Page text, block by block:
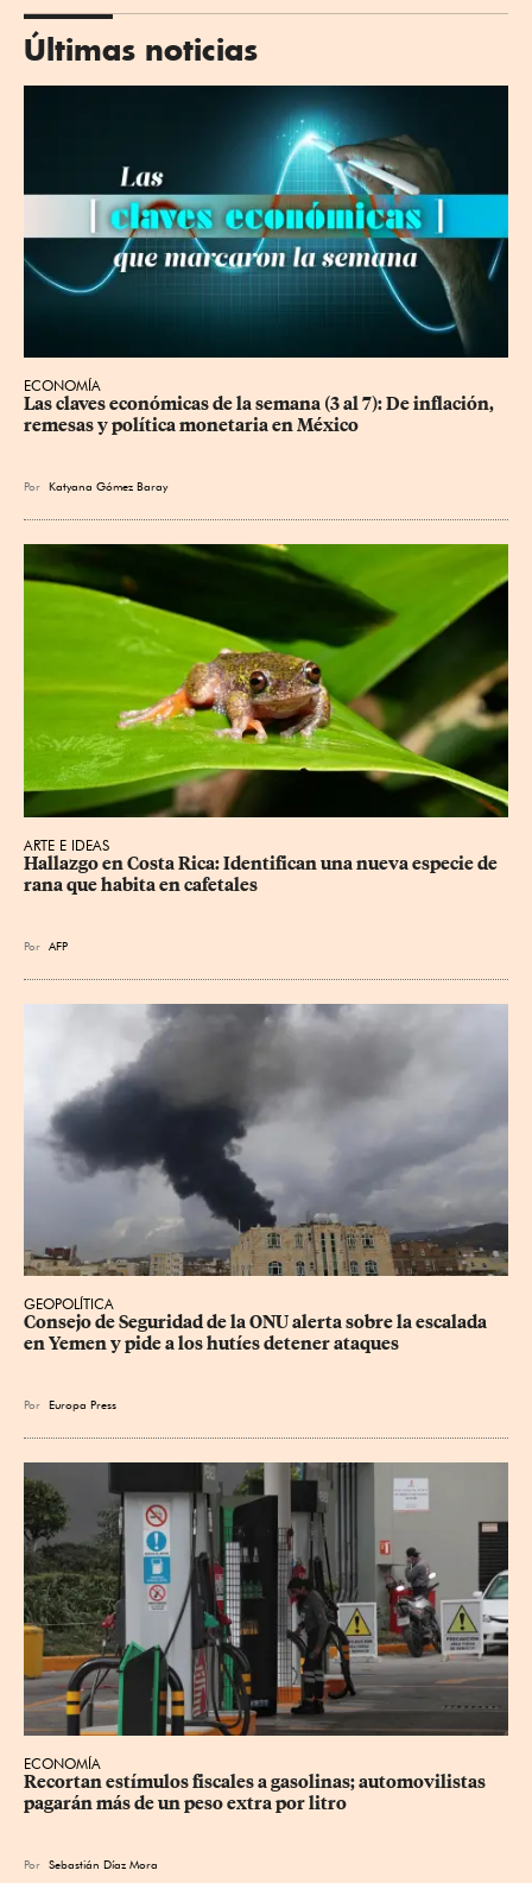
Últimas noticias
ECONOMÍA
Las claves económicas de la semana (3 al 7): De inflación,
remesas y política monetaria en México
Por Katyana Gómez Baray
ARTE E IDEAS
Hallazgo en Costa Rica: Identifican una nueva especie de
rana que habita en cafetales
Por AFP
GEOPOLÍTICA
Consejo de Seguridad de la ONU alerta sobre la escalada
en Yemen y pide a los hutíes detener ataques
Por Europa Press
ECONOMÍA
Recortan estímulos fiscales a gasolinas; automovilistas
pagarán más de un peso extra por litro
Por Sebastián Díaz Mora